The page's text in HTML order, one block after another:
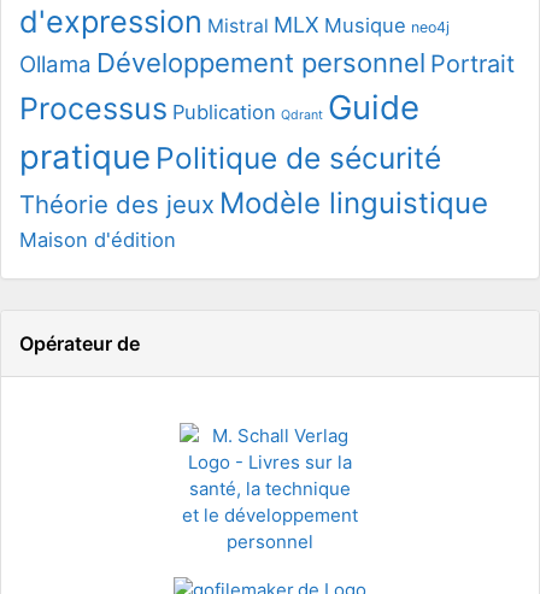
d'expression Mistral MLX Musique neo4j
Ollama Développement personnel Portrait
Processus Publication Qdrant Guide
pratique Politique de sécurité
Théorie des jeux Modèle linguistique
Maison d'édition
Opérateur de